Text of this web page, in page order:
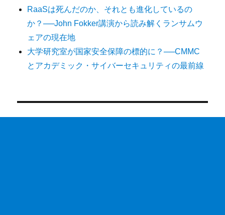
RaaSは死んだのか、それとも進化しているの
か？──John Fokker講演から読み解くランサムウ
ェアの現在地
大学研究室が国家安全保障の標的に？──CMMC
とアカデミック・サイバーセキュリティの最前線